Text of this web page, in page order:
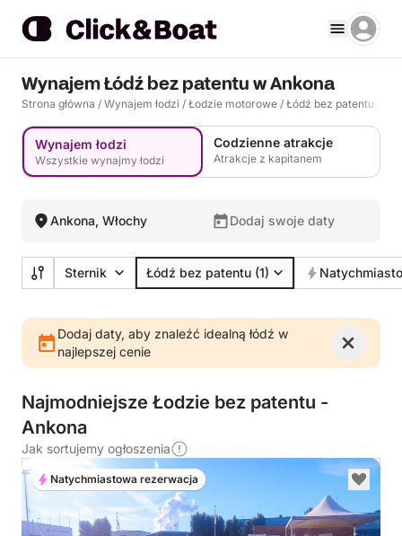
Wynajem Łódź bez patentu w Ankona
Strona główna / Wynajem łodzi / Łodzie motorowe / Łódź bez patentu
Wynajem łodzi
Wszystkie wynajmy łodzi
Codzienne atrakcje
Atrakcje z kapitanem
Ankona, Włochy Dodaj swoje daty
Sternik Łódź bez patentu (1)
Dodaj daty, aby znaleźć idealną łódź w
najlepszej cenie
Najmodniejsze Łodzie bez patentu -
Ankona
Jak sortujemy ogłoszenia
Natychmiastowa rezerwacja